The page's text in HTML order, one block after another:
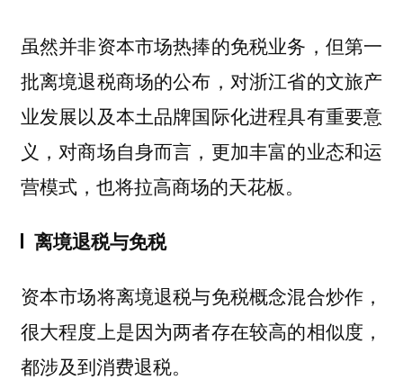
虽然并非资本市场热捧的免税业务，但第一
批离境退税商场的公布，对浙江省的文旅产
业发展以及本土品牌国际化进程具有重要意
义，对商场自身而言，更加丰富的业态和运
营模式，也将拉高商场的天花板。
离境退税与免税
资本市场将离境退税与免税概念混合炒作，
很大程度上是因为两者存在较高的相似度，
都涉及到消费退税。